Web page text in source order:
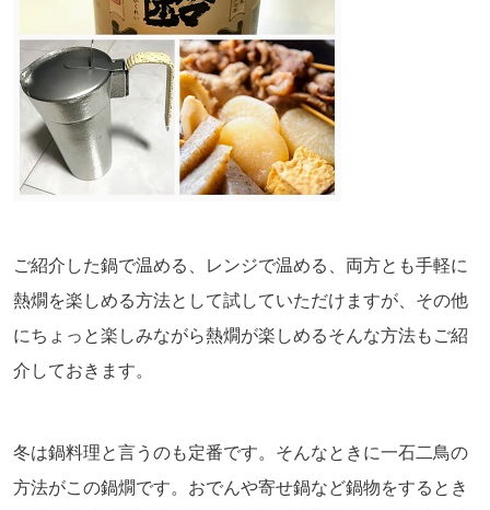
ご紹介した鍋で温める、レンジで温める、両方とも手軽に
熱燗を楽しめる方法として試していただけますが、その他
にちょっと楽しみながら熱燗が楽しめるそんな方法もご紹
介しておきます。
冬は鍋料理と言うのも定番です。そんなときに一石二鳥の
方法がこの鍋燗です。おでんや寄せ鍋など鍋物をするとき